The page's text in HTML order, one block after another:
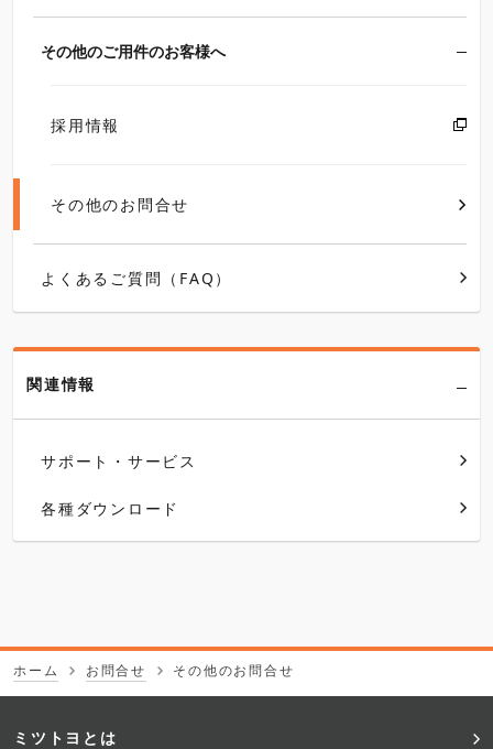
その他のご用件のお客様へ
採用情報
その他のお問合せ
よくあるご質問（FAQ）
関連情報
サポート・サービス
各種ダウンロード
ホーム お問合せ その他のお問合せ
フ
ミツトヨとは